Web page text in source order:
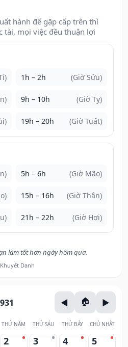
hành để gặp cấp trên thì
tài, mọi việc đều thuận lợi
1h – 2h (Giờ Sửu)
9h – 10h (Giờ Tỵ)
19h – 20h (Giờ Tuất)
5h – 6h (Giờ Mão)
15h – 16h (Giờ Thân)
21h – 22h (Giờ Hợi)
làm tốt hơn ngày hôm qua.
Danh
THỨ NĂM THỨ SÁU THỨ BẢY CHỦ NHẬT
2 3 4 5